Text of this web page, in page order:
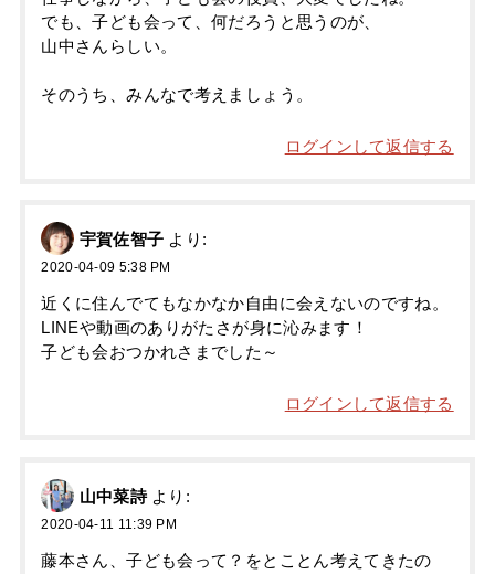
でも、子ども会って、何だろうと思うのが、
山中さんらしい。
そのうち、みんなで考えましょう。
ログインして返信する
宇賀佐智子 より:
2020-04-09 5:38 PM
近くに住んでてもなかなか自由に会えないのですね。
LINEや動画のありがたさが身に沁みます！
子ども会おつかれさまでした～
ログインして返信する
山中菜詩 より:
2020-04-11 11:39 PM
藤本さん、子ども会って？をとことん考えてきたの